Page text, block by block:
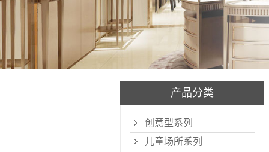
产品分类
创意型系列
儿童场所系列